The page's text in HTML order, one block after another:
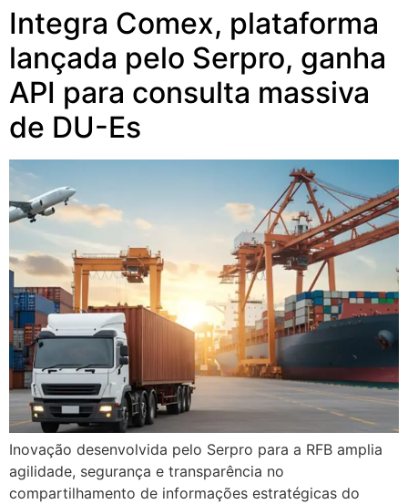
Integra Comex, plataforma
lançada pelo Serpro, ganha
API para consulta massiva
de DU-Es
Inovação desenvolvida pelo Serpro para a RFB amplia
agilidade, segurança e transparência no
compartilhamento de informações estratégicas do